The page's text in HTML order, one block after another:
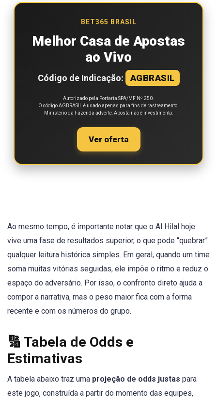
BET365 BRASIL
Melhor Casa de Apostas
ao Vivo
Código de Indicação: AGBRASIL
Autorizado pela Portaria SPA/MF Nº 250.
O código AGBRASIL é usado apenas para fins de rastreamento.
Ministério da Fazenda adverte: Aposta não é investimento.
Ver oferta
Ao mesmo tempo, é importante notar que o Al Hilal hoje
vive uma fase de resultados superior, o que pode “quebrar”
qualquer leitura histórica simples. Em geral, quando um time
soma muitas vitórias seguidas, ele impõe o ritmo e reduz o
espaço do adversário. Por isso, o confronto direto ajuda a
compor a narrativa, mas o peso maior fica com a forma
recente e com os números do grupo.
🔢 Tabela de Odds e
Estimativas
A tabela abaixo traz uma projeção de odds justas para
este jogo, construída a partir do momento das equipes,